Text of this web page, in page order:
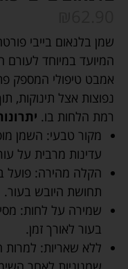
שמן בלנאום בייבי
המיועד במיוחד לעורם
אמבט טיפולי המספק
נפוצות אצל תינוקות,
רמת הלחות בו.
מקור טבעי: השמן
עדינות מרבית על
הקלה מהירה: פועל
תחושת היובש בעור.
שמירה על לחות:
בעור לאורך זמן.
ללא שאריות: למרות